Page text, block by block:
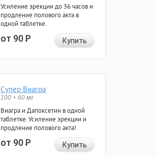
Усиление эрекции до 36 часов и
продление полового акта в
одной таблетке.
от 90Р Купить
Супер Виагра
100 + 60 мг
Виагра и Дапоксетин в одной
таблетке. Усиление эрекции и
продление полового акта!
от 90Р Купить